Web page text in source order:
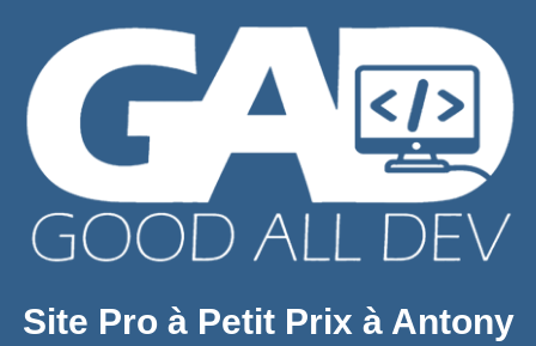
Site Pro à Petit Prix à Antony